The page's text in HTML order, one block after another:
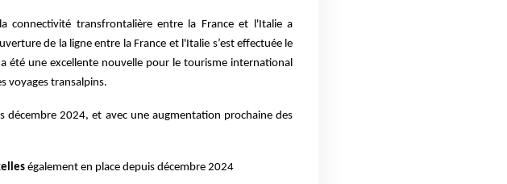
connectivité transfrontalière entre la France et l'Italie a
de la ligne entre la France et l'Italie s’est effectuée le
été une excellente nouvelle pour le tourisme international
voyages transalpins.
décembre 2024, et avec une augmentation prochaine des
également en place depuis décembre 2024